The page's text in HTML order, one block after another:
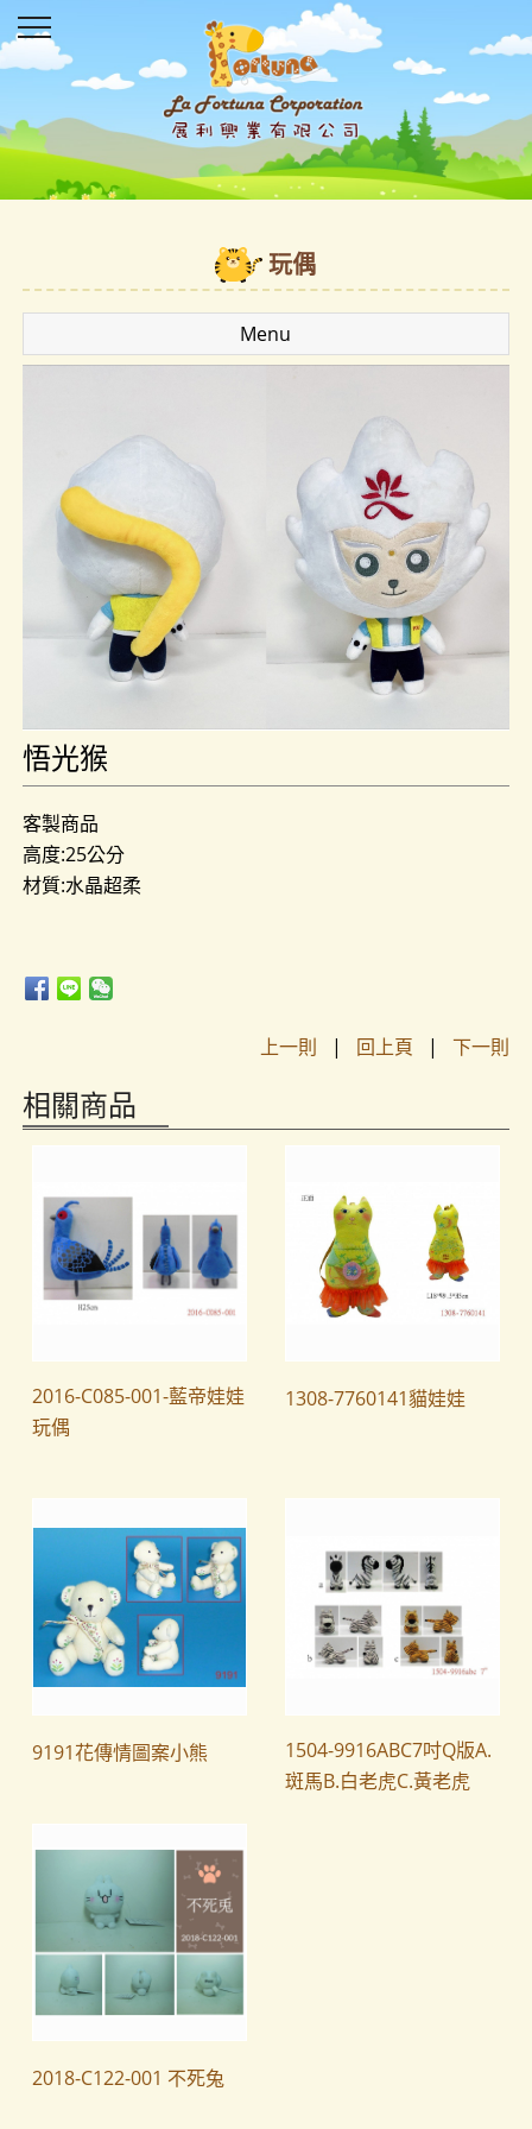
玩偶
Menu
悟光猴
客製商品
高度:25公分
材質:水晶超柔
上一則 | 回上頁 |下一則
相關商品
2016-C085-001-藍帝娃娃
玩偶
1308-7760141貓娃娃
9191花傳情圖案小熊
1504-9916ABC7吋Q版A.
斑馬B.白老虎C.黃老虎
2018-C122-001 不死兔